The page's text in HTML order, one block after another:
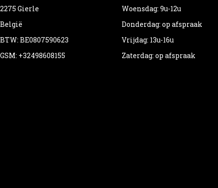
2275 Gierle
België
BTW: BE0807590623
GSM: +32498608155
Woensdag: 9u-12u
Donderdag: op afspraak
Vrijdag: 13u-16u
Zaterdag: op afspraak